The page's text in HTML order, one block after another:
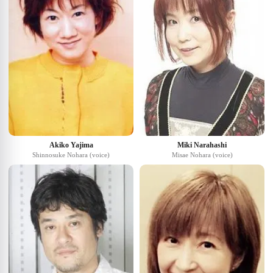
Akiko Yajima
Shinnosuke Nohara (voice)
Miki Narahashi
Misae Nohara (voice)